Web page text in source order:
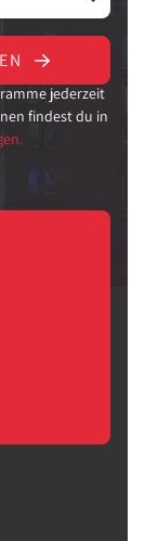
jederzeit
findest du in